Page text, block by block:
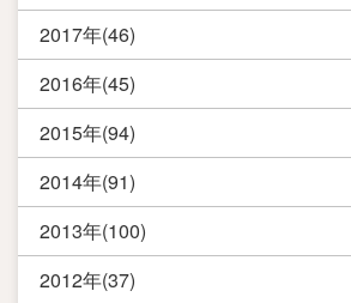
2017年(46)
2016年(45)
2015年(94)
2014年(91)
2013年(100)
2012年(37)